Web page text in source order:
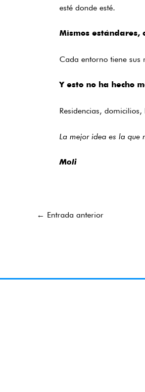
esté donde esté.
Mismos estándares,
Cada entorno tiene sus
Y esto no ha hecho
Residencias,
La mejor idea es la que
Moli
← Entrada anterior